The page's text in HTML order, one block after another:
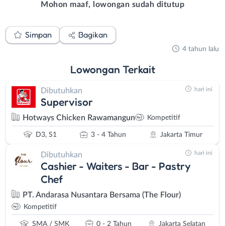
Mohon maaf, lowongan sudah ditutup
Simpan Bagikan
4 tahun lalu
Lowongan Terkait
Dibutuhkan
Supervisor
Hotways Chicken Rawamangun Kompetitif
D3, S1 3 - 4 Tahun Jakarta Timur
hari ini
Dibutuhkan
Cashier - Waiters - Bar - Pastry
Chef
PT. Andarasa Nusantara Bersama (The Flour)
Kompetitif
SMA / SMK 0 - 2 Tahun Jakarta Selatan
hari ini